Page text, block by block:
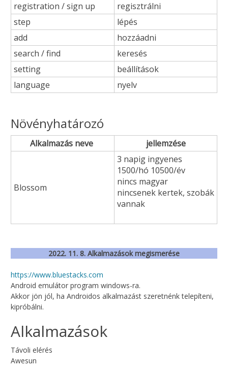
registration / sign up
regisztrálni
step
lépés
add
hozzáadni
search / find
keresés
setting
beállítások
language
nyelv
Növényhatározó
Alkalmazás neve jellemzése
Blossom
3 napig ingyenes
1500/hó 10500/év
nincs magyar
nincsenek kertek, szobák
vannak
2022. 11. 8. Alkalmazások megismerése
https://www.bluestacks.com
Android emulátor program windows-ra.
Akkor jön jól, ha Androidos alkalmazást szeretnénk telepíteni,
kipróbálni.
Alkalmazások
Távoli elérés
Awesun